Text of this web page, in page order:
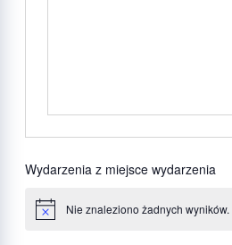
Wydarzenia z miejsce wydarzenia
Powiadomienie
Nie znaleziono żadnych wyników.